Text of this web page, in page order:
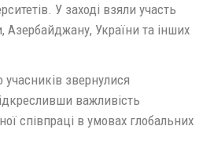
У заході взяли участь
України та інших
звернулися
важливість
співпраці в умовах глобальних